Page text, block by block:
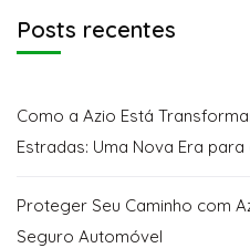
Posts recentes
Como a Azio Está
Estradas: Uma Nova Era
Proteger Seu Caminho com
Seguro Automóvel